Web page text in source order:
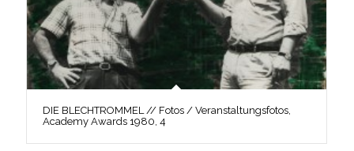
DIE BLECHTROMMEL // Fotos / Veranstaltungsfotos,
Academy Awards 1980, 4